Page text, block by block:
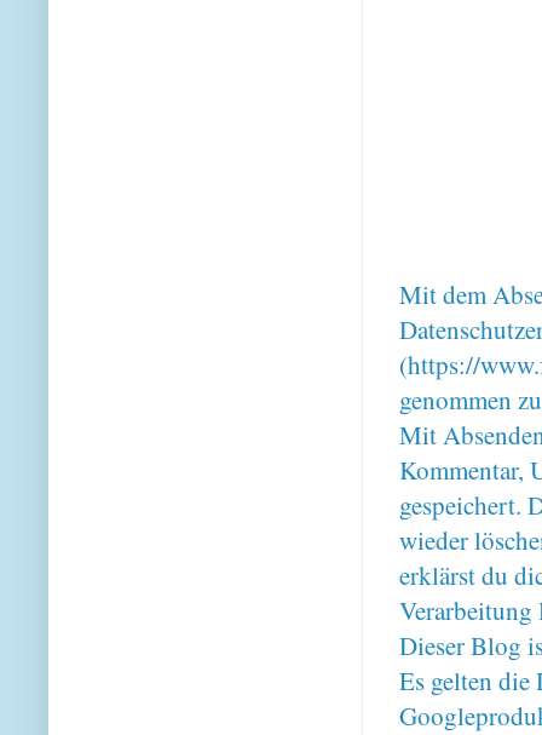
Mit dem
(https://
genommen
Mit
Kommentar,
gespeichert.
wieder
erklärst du
Verarbeitung
Dieser Blog
Es gelten